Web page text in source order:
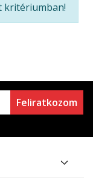
kritériumban!
Feliratkozom